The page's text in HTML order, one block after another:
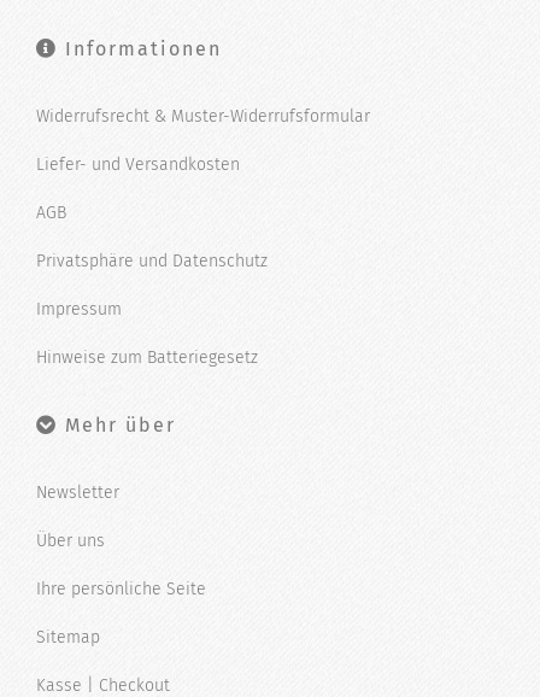
Informationen
Widerrufsrecht & Muster-Widerrufsformular
Liefer- und Versandkosten
AGB
Privatsphäre und Datenschutz
Impressum
Hinweise zum Batteriegesetz
Mehr über
Newsletter
Über uns
Ihre persönliche Seite
Sitemap
Kasse | Checkout